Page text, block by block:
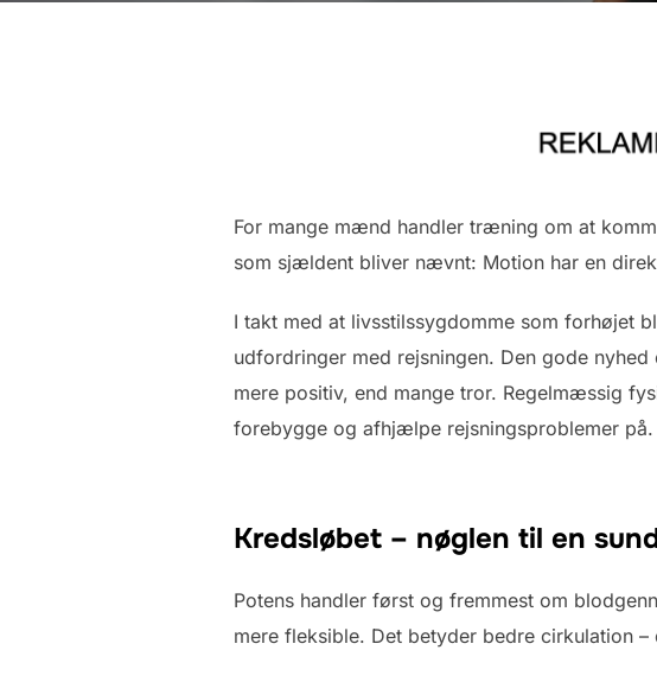
For mange mænd handler træning om at
som sjældent bliver nævnt: Motion har en
I takt med at livsstilssygdomme som forhøjet
udfordringer med rejsningen. Den gode nyhed
mere positiv, end mange tror. Regelmæssig
forebygge og afhjælpe rejsningsproblemer på.
Kredsløbet – nøglen til en
Potens handler først og fremmest om
mere fleksible. Det betyder bedre cirkulation